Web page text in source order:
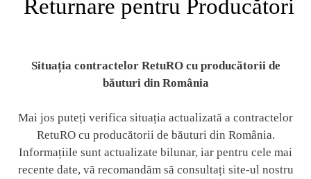
Returnare pentru Producători
Situația contractelor RetuRO cu producătorii de
băuturi din România
Mai jos puteți verifica situația actualizată a contractelor
RetuRO cu producătorii de băuturi din România.
Informațiile sunt actualizate bilunar, iar pentru cele mai
recente date, vă recomandăm să consultați site-ul nostru